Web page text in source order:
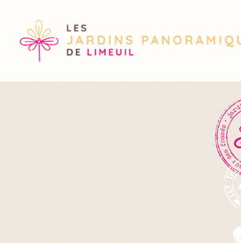
En cas de forte chaleur,